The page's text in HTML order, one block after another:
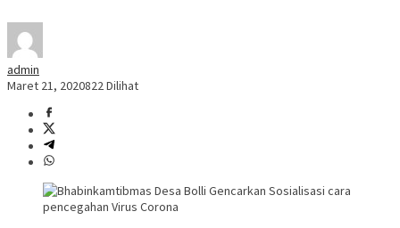
admin
Maret 21, 2020822 Dilihat